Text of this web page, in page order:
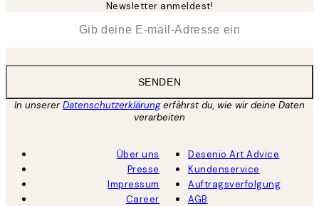
Newsletter anmeldest!
SENDEN
In unsererDatenschutzerklärungerfährst du, wie wir deine Daten
verarbeiten
Über uns
Presse
Impressum
Career
Desenio Art Advice
Kundenservice
Auftragsverfolgung
AGB